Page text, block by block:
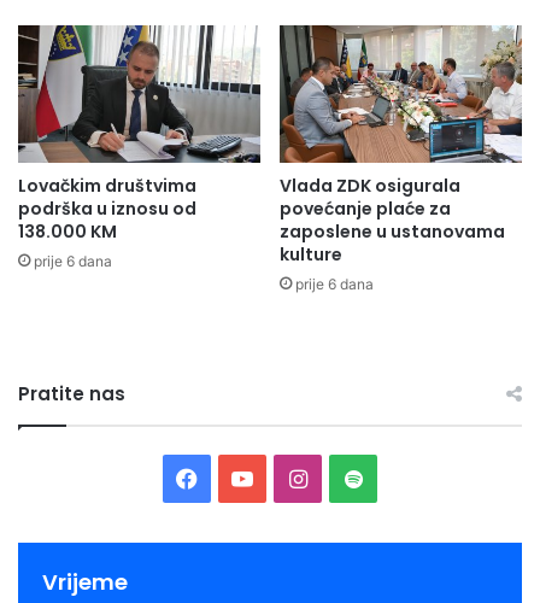
Lovačkim društvima
podrška u iznosu od
138.000 KM
prije 6 dana
Vlada ZDK osigurala
povećanje plaće za
zaposlene u ustanovama
kulture
prije 6 dana
Pratite nas
Facebook
YouTubeInstagram
Spotify
Vrijeme